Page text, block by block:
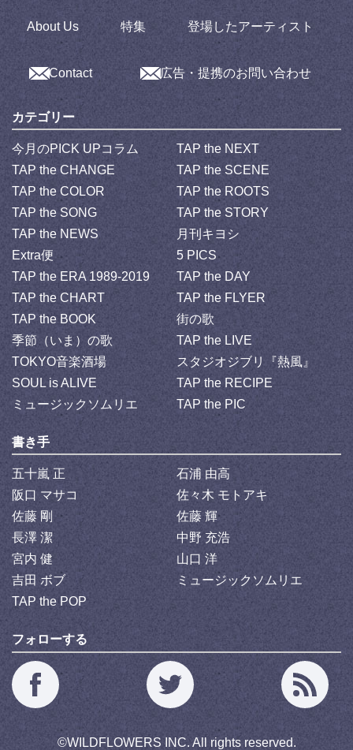
About Us 特集 登場したアーティスト
Contact 広告・提携のお問い合わせ
カテゴリー
今月のPICK UPコラム
TAP the NEXT
TAP the CHANGE
TAP the SCENE
TAP the COLOR
TAP the ROOTS
TAP the SONG
TAP the STORY
TAP the NEWS
月刊キヨシ
Extra便
5 PICS
TAP the ERA 1989-2019
TAP the DAY
TAP the CHART
TAP the FLYER
TAP the BOOK
街の歌
季節（いま）の歌
TAP the LIVE
TOKYO音楽酒場
スタジオジブリ『熱風』
SOUL is ALIVE
TAP the RECIPE
ミュージックソムリエ
TAP the PIC
書き手
五十嵐 正
石浦 由高
阪口 マサコ
佐々木 モトアキ
佐藤 剛
佐藤 輝
長澤 潔
中野 充浩
宮内 健
山口 洋
吉田 ボブ
ミュージックソムリエ
TAP the POP
フォローする
©WILDFLOWERS INC. All rights reserved.